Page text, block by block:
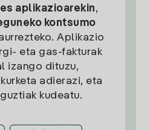
aplikazioarekin,
kontsumo
Aplikazio
eta gas-fakturak
izango dituzu,
adierazi, eta
kudeatu.